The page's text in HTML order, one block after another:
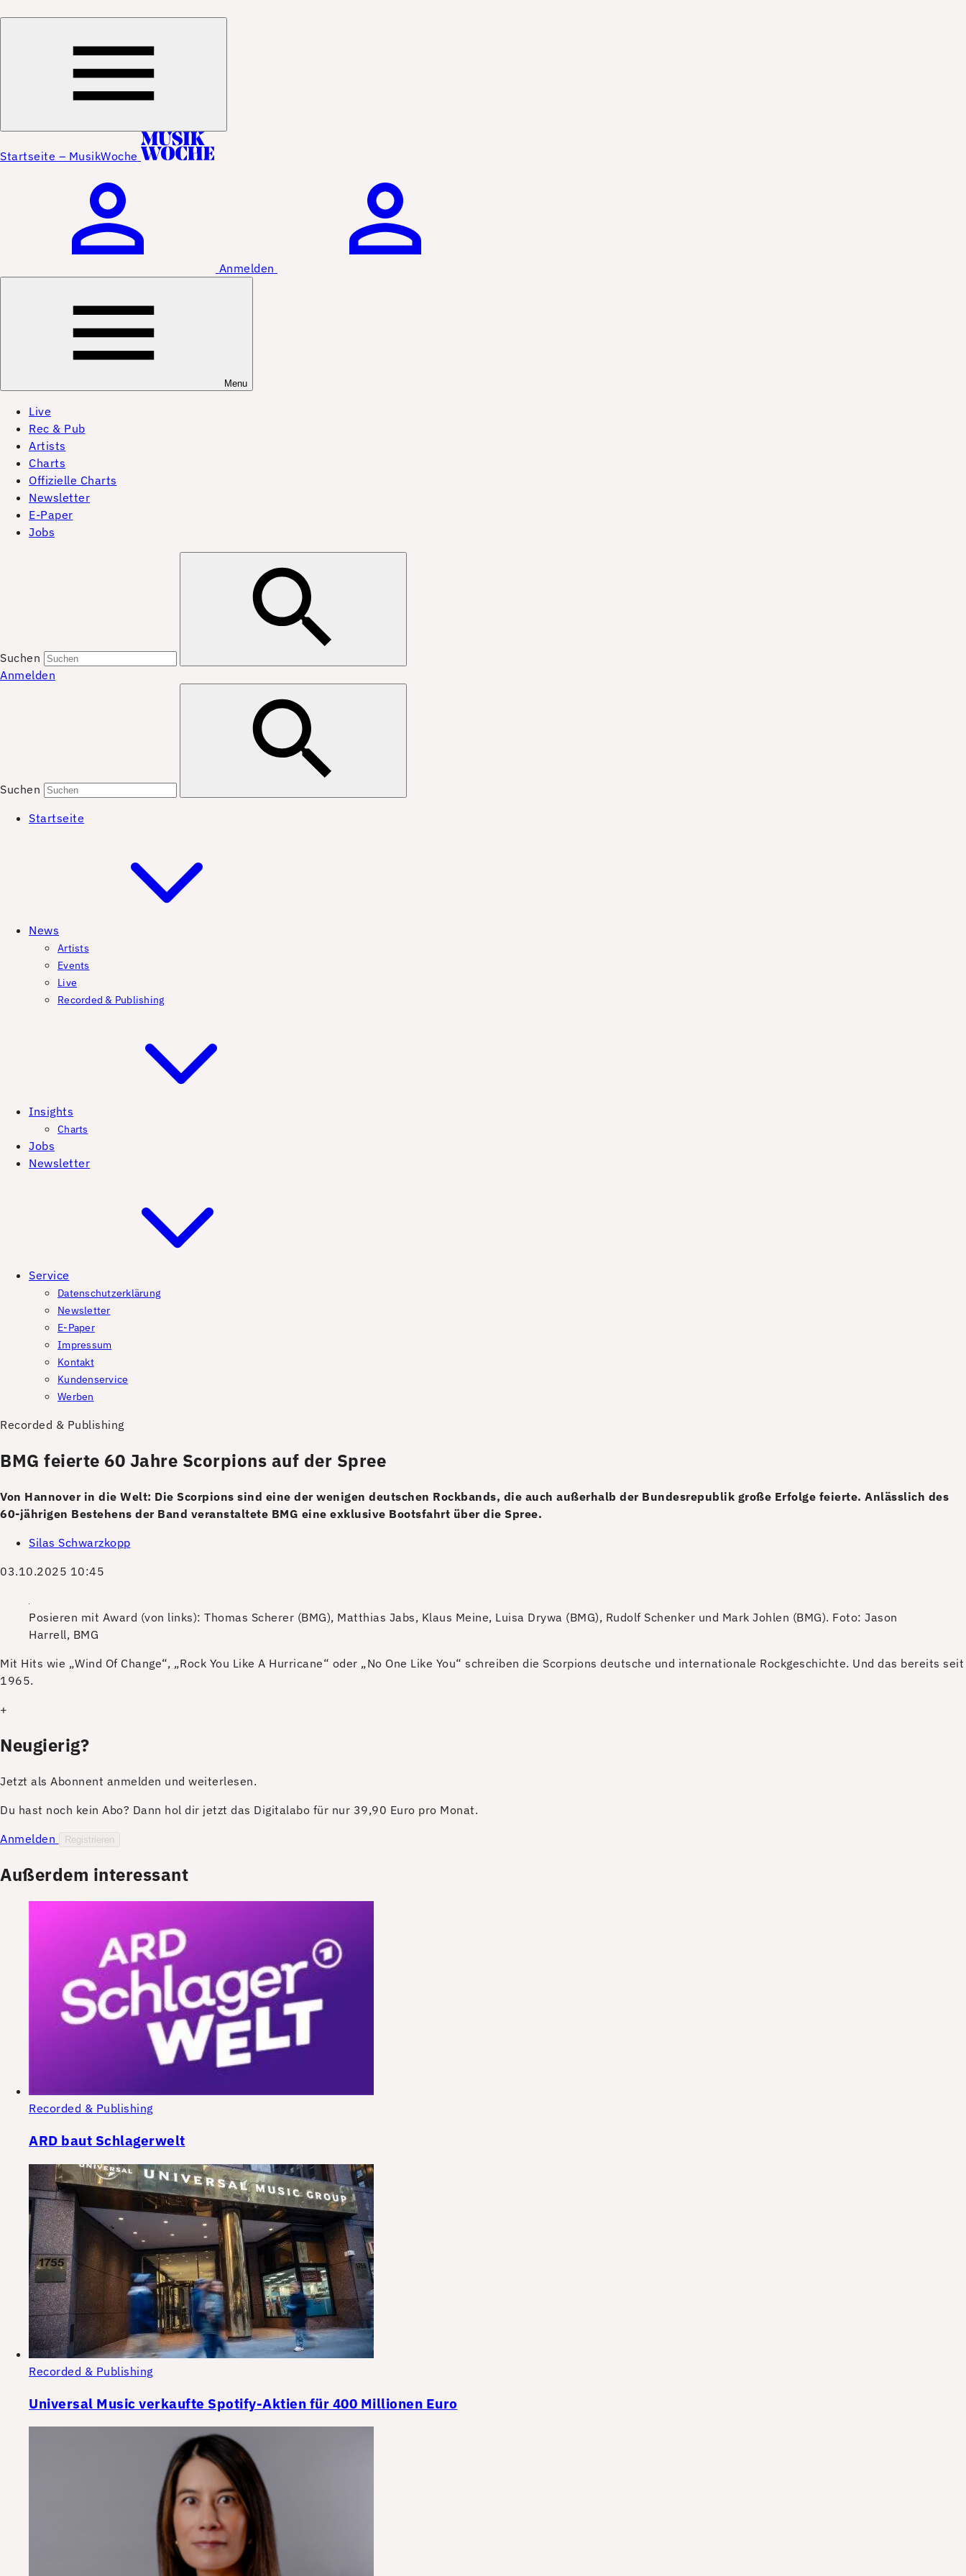
Startseite – MusikWoche
Anmelden
Menu
Live
Rec & Pub
Artists
Charts
Offizielle Charts
Newsletter
E-Paper
Jobs
Suchen
Anmelden
Suchen
Startseite
News
Artists
Events
Live
Recorded & Publishing
Insights
Charts
Jobs
Newsletter
Service
Datenschutzerklärung
Newsletter
E-Paper
Impressum
Kontakt
Kundenservice
Werben
Recorded & Publishing
BMG feierte 60 Jahre Scorpions auf der Spree
Von Hannover in die Welt: Die Scorpions sind eine der wenigen deutschen Rockbands, die auch außerhalb der Bundesrepublik große Erfolge feierte. Anlässlich des
60-jährigen Bestehens der Band veranstaltete BMG eine exklusive Bootsfahrt über die Spree.
Silas Schwarzkopp
03.10.2025 10:45
Posieren mit Award (von links): Thomas Scherer (BMG), Matthias Jabs, Klaus Meine, Luisa Drywa (BMG), Rudolf Schenker und Mark Johlen (BMG). Foto: Jason
Harrell, BMG
Mit Hits wie „Wind Of Change“, „Rock You Like A Hurricane“ oder „No One Like You“ schreiben die Scorpions deutsche und internationale Rockgeschichte. Und das bereits seit
1965.
+
Neugierig?
Jetzt als Abonnent anmelden und weiterlesen.
Du hast noch kein Abo? Dann hol dir jetzt das Digitalabo für nur 39,90 Euro pro Monat.
Anmelden
Registrieren
Außerdem interessant
Recorded & Publishing
ARD baut Schlagerwelt
Recorded & Publishing
Universal Music verkaufte Spotify-Aktien für 400 Millionen Euro